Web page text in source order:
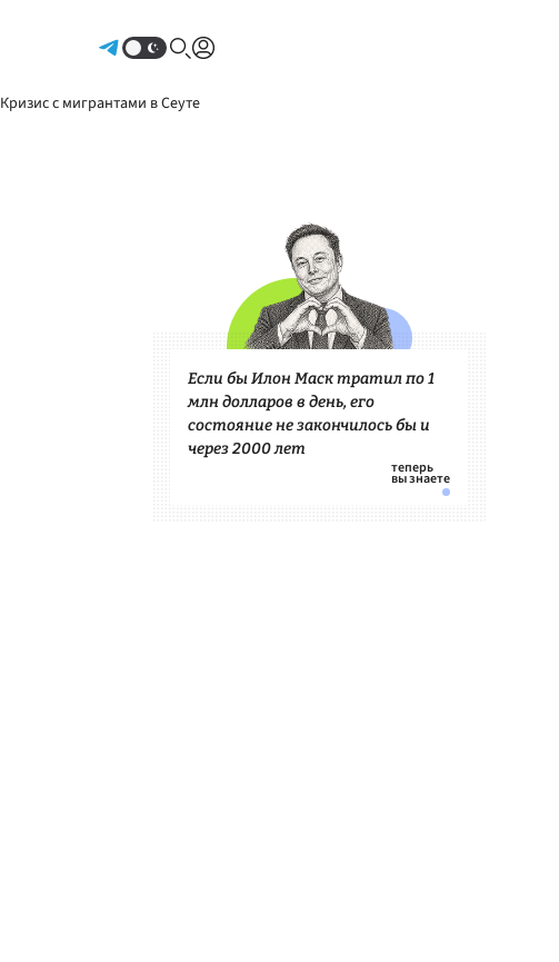
Кризис с мигрантами в Сеуте
Если бы Илон Маск тратил по 1
млн долларов в день, его
состояние не закончилось бы и
через 2000 лет